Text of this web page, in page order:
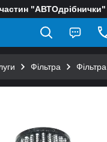
"АВТОдрібнички"
Фільтра Фільтра